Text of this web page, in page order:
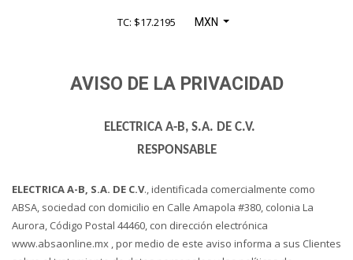
TC: $17.2195 MXN
AVISO DE LA PRIVACIDAD
ELECTRICA A-B, S.A. DE C.V.
RESPONSABLE
ELECTRICA A-B, S.A. DE C.V., identificada comercialmente como
ABSA, sociedad con domicilio en Calle Amapola #380, colonia La
Aurora, Código Postal 44460, con dirección electrónica
www.absaonline.mx , por medio de este aviso informa a sus Clientes